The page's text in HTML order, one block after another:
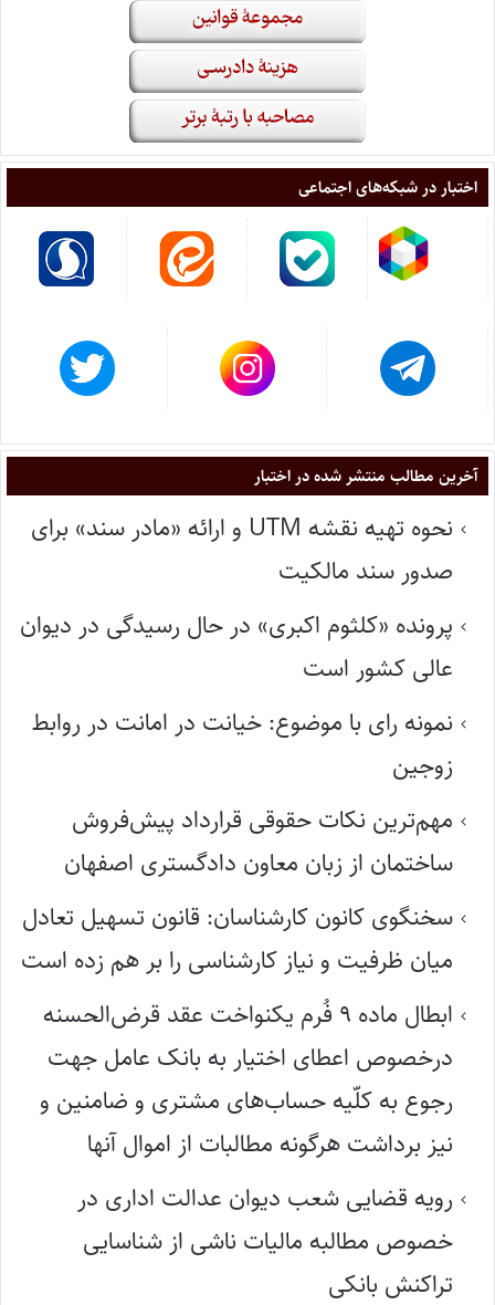
اختبار در شبکه‌های اجتماعی
آخرین مطالب منتشر شده در اختبار
نحوه تهیه نقشه UTM و ارائه «مادر سند» برای
صدور سند مالکیت
پرونده «کلثوم اکبری» در حال رسیدگی در دیوان
عالی کشور است
نمونه رای با موضوع: خیانت در امانت در روابط
زوجین
مهم‌ترین نکات حقوقی قرارداد پیش‌فروش
ساختمان از زبان معاون دادگستری اصفهان
سخنگوی کانون کارشناسان: قانون تسهیل تعادل
میان ظرفیت و نیاز کارشناسی را بر هم زده است
ابطال ماده ۹ فُرم یکنواخت عقد قرض‌الحسنه
درخصوص اعطای اختیار به بانک عامل جهت
رجوع به کلّیه حساب‌های مشتری و ضامنین و
نیز برداشت هرگونه مطالبات از اموال آنها
رویه قضایی شعب دیوان عدالت اداری در
خصوص مطالبه مالیات ناشی از شناسایی
تراکنش بانکی